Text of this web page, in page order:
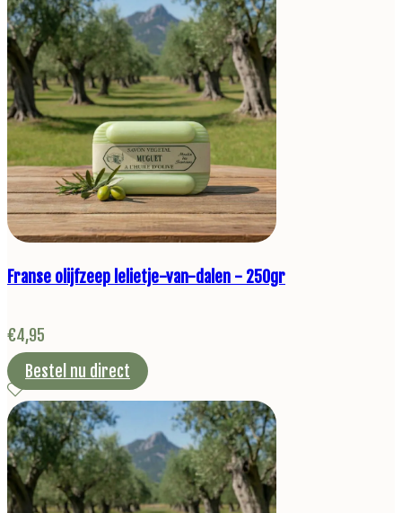
Franse olijfzeep lelietje-van-dalen - 250gr
€4,95
Bestel nu direct